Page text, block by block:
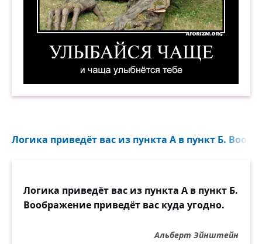
Улыбайся чаще и чаща улыбнётся тебе.
Логика приведёт вас из пункта А в пункт Б.
Логика приведёт вас из пункта А в пункт Б.
Воображение приведёт вас куда угодно.
Альберт Эйнштейн